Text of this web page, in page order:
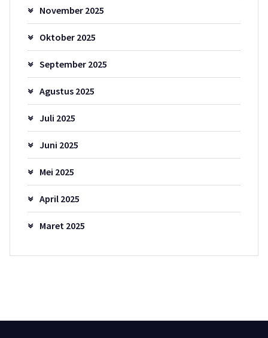
November 2025
Oktober 2025
September 2025
Agustus 2025
Juli 2025
Juni 2025
Mei 2025
April 2025
Maret 2025